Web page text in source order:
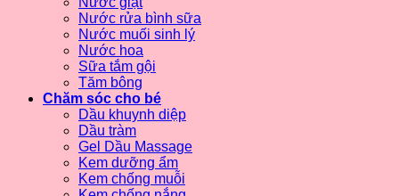
Nước rửa bình sữa
Nước muối sinh lý
Nước hoa
Sữa tắm gội
Tăm bông
Chăm sóc cho bé
Dầu khuynh diệp
Dầu tràm
Gel Dầu Massage
Kem dưỡng ẩm
Kem chống muỗi